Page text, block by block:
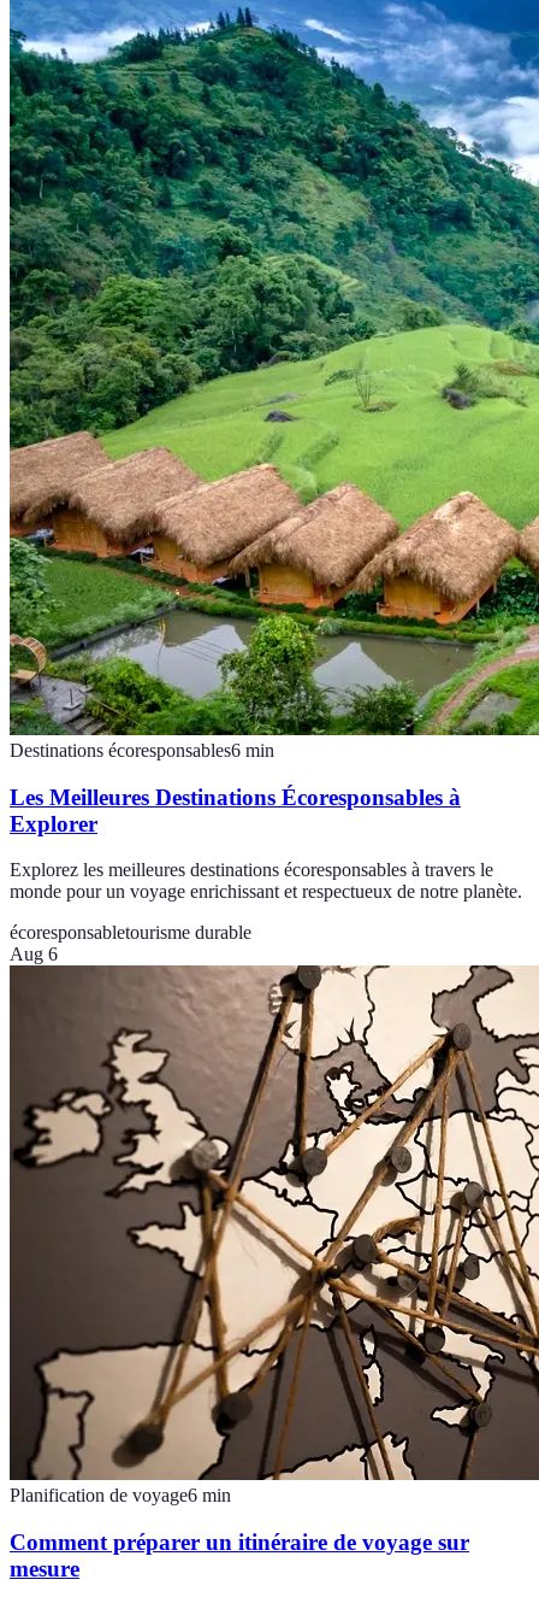
Destinations écoresponsables6 min
Les Meilleures Destinations Écoresponsables à
Explorer
Explorez les meilleures destinations écoresponsables à travers le
monde pour un voyage enrichissant et respectueux de notre planète.
écoresponsabletourisme durable
Aug 6
Planification de voyage6 min
Comment préparer un itinéraire de voyage sur
mesure